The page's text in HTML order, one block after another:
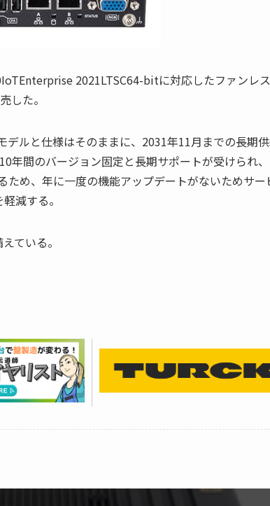
2021LTSC64-bitに対応したファンレ
した。
ルと仕様はそのままに、2031年11月までの長期
年間のバージョン固定と長期サポートが受けられ
め、年に一度の機能アップデートがないためサー
減する。
ている。